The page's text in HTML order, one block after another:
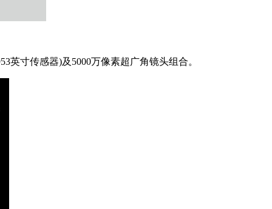
寸传感器)及5000万像素超广角镜头组合。